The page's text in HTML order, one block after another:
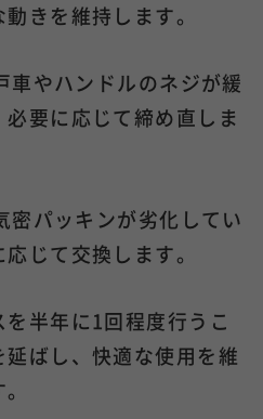
きを維持します。
やハンドルのネジが緩
要に応じて締め直しま
パッキンが劣化してい
じて交換します。
半年に1回程度行うこ
ばし、快適な使用を維